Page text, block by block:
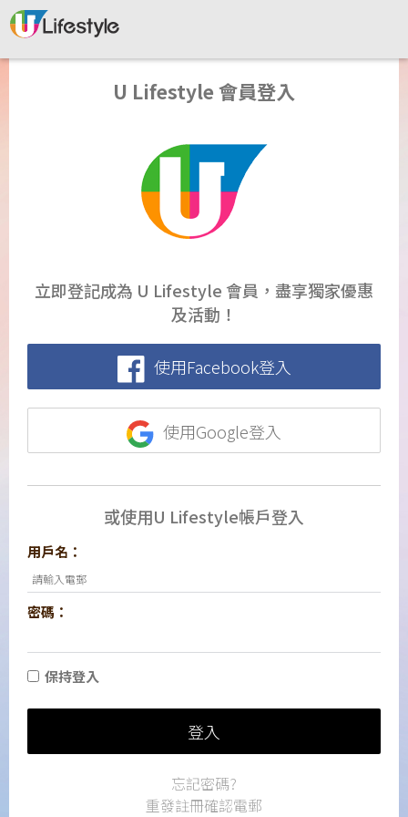
U Lifestyle 會員登入
立即登記成為 U Lifestyle 會員，盡享獨家優惠
及活動！
使用Facebook登入
使用Google登入
或使用U Lifestyle帳戶登入
用戶名：
密碼：
保持登入
登入
忘記密碼?
重發註冊確認電郵